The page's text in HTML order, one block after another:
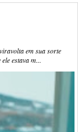
em sua sorte
estava m...